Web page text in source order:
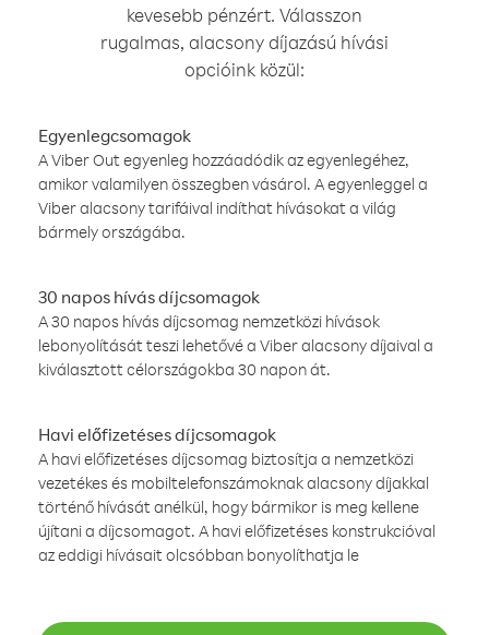
kevesebb pénzért. Válasszon
rugalmas, alacsony díjazású hívási
opcióink közül:
Egyenlegcsomagok
A Viber Out egyenleg hozzáadódik az egyenlegéhez,
amikor valamilyen összegben vásárol. A egyenleggel a
Viber alacsony tarifáival indíthat hívásokat a világ
bármely országába.
30 napos hívás díjcsomagok
A 30 napos hívás díjcsomag nemzetközi hívások
lebonyolítását teszi lehetővé a Viber alacsony díjaival a
kiválasztott célországokba 30 napon át.
Havi előfizetéses díjcsomagok
A havi előfizetéses díjcsomag biztosítja a nemzetközi
vezetékes és mobiltelefonszámoknak alacsony díjakkal
történő hívását anélkül, hogy bármikor is meg kellene
újítani a díjcsomagot. A havi előfizetéses konstrukcióval
az eddigi hívásait olcsóbban bonyolíthatja le